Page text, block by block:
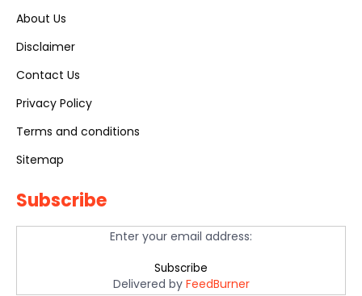
About Us
Disclaimer
Contact Us
Privacy Policy
Terms and conditions
Sitemap
Subscribe
Enter your email address:
Delivered by FeedBurner